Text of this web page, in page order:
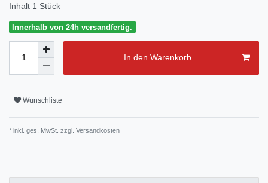
Inhalt 1 Stück
Innerhalb von 24h versandfertig.
In den Warenkorb
Wunschliste
* inkl. ges. MwSt. zzgl. Versandkosten